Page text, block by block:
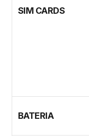
SIM CARDS
BATERIA